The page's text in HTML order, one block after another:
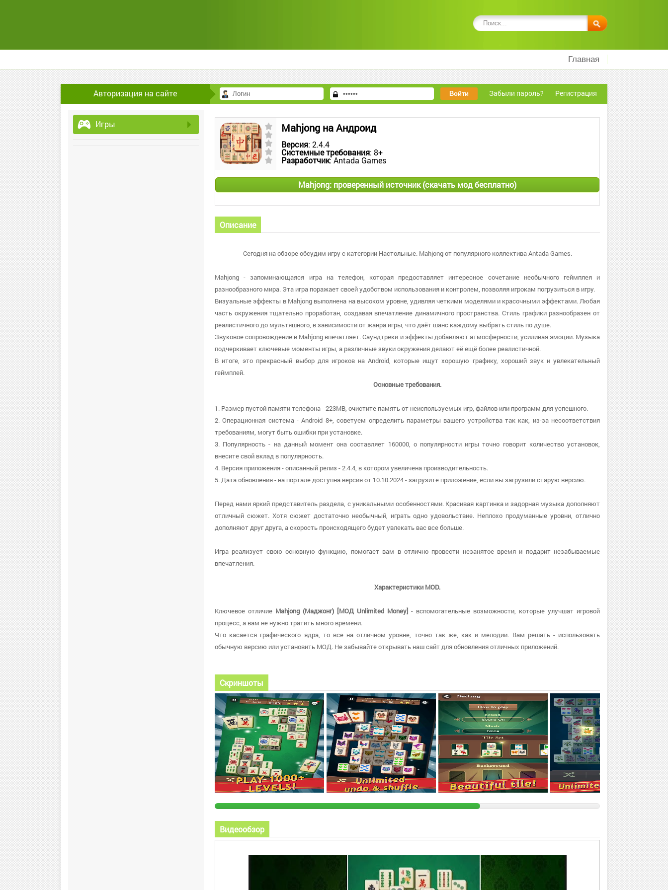
Главная
Авторизация на сайте Забыли пароль? Регистрация
Игры Mahjong на Андроид
Версия: 2.4.4
Системные требования: 8+
Разработчик: Antada Games
Mahjong: проверенный источник (скачать мод бесплатно)
Описание
Сегодня на обзоре обсудим игру с категории Настольные. Mahjong от популярного коллектива Antada Games.
Mahjong - запоминающаяся игра на телефон, которая предоставляет интересное сочетание необычного геймплея и
разнообразного мира. Эта игра поражает своей удобством использования и контролем, позволяя игрокам погрузиться в игру.
Визуальные эффекты в Mahjong выполнена на высоком уровне, удивляя четкими моделями и красочными эффектами. Любая
часть окружения тщательно проработан, создавая впечатление динамичного пространства. Стиль графики разнообразен от
реалистичного до мультяшного, в зависимости от жанра игры, что даёт шанс каждому выбрать стиль по душе.
Звуковое сопровождение в Mahjong впечатляет. Саундтреки и эффекты добавляют атмосферности, усиливая эмоции. Музыка
подчеркивает ключевые моменты игры, а различные звуки окружения делают её ещё более реалистичной.
В итоге, это прекрасный выбор для игроков на Android, которые ищут хорошую графику, хороший звук и увлекательный
геймплей.
Основные требования.
1. Размер пустой памяти телефона - 223MB, очистите память от неиспользуемых игр, файлов или программ для успешного.
2. Операционная система - Android 8+, советуем определить параметры вашего устройства так как, из-за несоответствия
требованиям, могут быть ошибки при установке.
3. Популярность - на данный момент она составляет 160000, о популярности игры точно говорит количество установок,
внесите свой вклад в популярность.
4. Версия приложения - описанный релиз - 2.4.4, в котором увеличена производительность.
5. Дата обновления - на портале доступна версия от 10.10.2024 - загрузите приложение, если вы загрузили старую версию.
Перед нами яркий представитель раздела, с уникальными особенностями. Красивая картинка и задорная музыка дополняют
отличный сюжет. Хотя сюжет достаточно необычный, играть одно удовольствие. Неплохо продуманные уровни, отлично
дополняют друг друга, а скорость происходящего будет увлекать вас все больше.
Игра реализует свою основную функцию, помогает вам в отлично провести незанятое время и подарит незабываемые
впечатления.
Характеристики MOD.
Ключевое отличие Mahjong (Маджонг) [МОД Unlimited Money] - вспомогательные возможности, которые улучшат игровой
процесс, а вам не нужно тратить много времени.
Что касается графического ядра, то все на отличном уровне, точно так же, как и мелодии. Вам решать - использовать
обычную версию или установить МОД. Не забывайте открывать наш сайт для обновления отличных приложений.
Скриншоты
Видеообзор